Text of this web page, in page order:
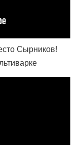
Сырников!